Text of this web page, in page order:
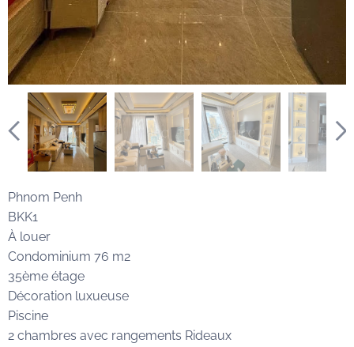
Phnom Penh
BKK1
À louer
Condominium 76 m2
35ème étage
Décoration luxueuse
Piscine
2 chambres avec rangements Rideaux